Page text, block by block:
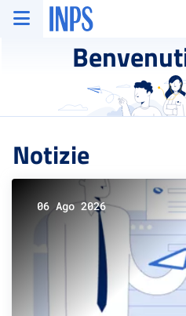
Vai al menu principale
Vai al contenuto principale
Vai al pie' di pagina
INPS ()
Notizie
06 Ago 2026